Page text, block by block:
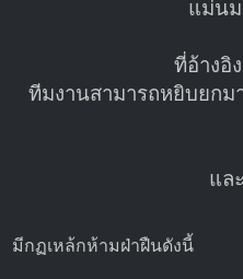
แม่น
ที่อ้างอิ
ทีมงานสามารถหยิบยกม
แล
มีกฏเหล้กห้ามฝ่าฝืนดังนี้